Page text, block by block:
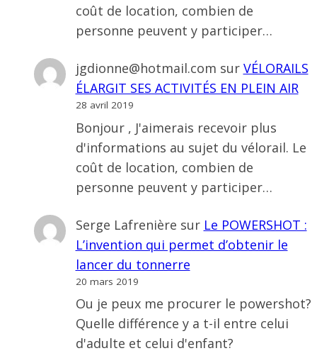
coût de location, combien de
personne peuvent y participer…
jgdionne@hotmail.com sur VÉLORAILS
ÉLARGIT SES ACTIVITÉS EN PLEIN AIR
28 avril 2019
Bonjour , J'aimerais recevoir plus
d'informations au sujet du vélorail. Le
coût de location, combien de
personne peuvent y participer…
Serge Lafrenière sur Le POWERSHOT :
L’invention qui permet d’obtenir le
lancer du tonnerre
20 mars 2019
Ou je peux me procurer le powershot?
Quelle différence y a t-il entre celui
d'adulte et celui d'enfant?